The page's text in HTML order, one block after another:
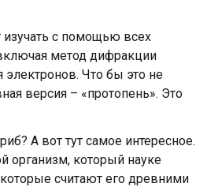
изучать с помощью всех
метод дифракции
электронов. Что бы это не
версия – «протопень». Это
А вот тут самое интересное.
организм, который науке
считают его древними